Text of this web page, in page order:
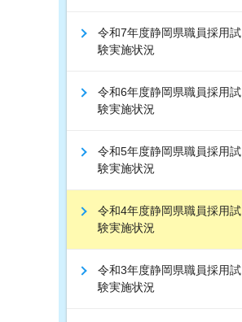
令和7年度静岡県職員採用試
験実施状況
令和6年度静岡県職員採用試
験実施状況
令和5年度静岡県職員採用試
験実施状況
令和4年度静岡県職員採用試
験実施状況
令和3年度静岡県職員採用試
験実施状況